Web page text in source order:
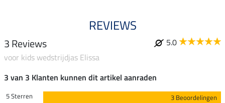
REVIEWS
3 Reviews
5.0
voor kids wedstrijdjas Elissa
3 van 3 Klanten kunnen dit artikel aanraden
5 Sterren
3 Beoordelingen